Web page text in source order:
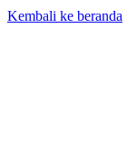
Kembali ke beranda